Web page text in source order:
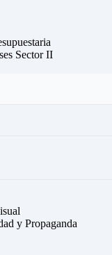
Sector II
y Propaganda